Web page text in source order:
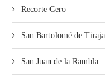
Recorte Cero
San Bartolomé de
San Juan de la Rambla